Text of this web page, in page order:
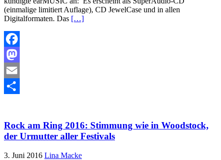
(einmalige limitiert Auflage), CD JewelCase und in allen
Digitalformaten. Das […]
Facebook
Mastodon
Email
Rock am Ring 2016: Stimmung wie in Woodstock,
der Urmutter aller Festivals
3. Juni 2016 Lina Macke